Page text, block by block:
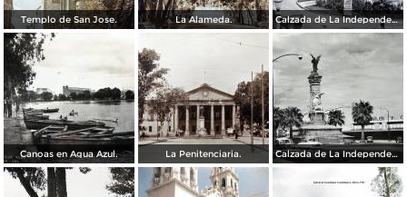
Templo de San Jose. La Alameda. Calzada de La Independencia y Mto. a Juarez Guadalajara, Jalisco. ( Circulada el 5 de Septiembre de 1929 ).
Canoas en Agua Azul. La Penitenciaria. Calzada de La Independencia Guadalajara, Jalisco.